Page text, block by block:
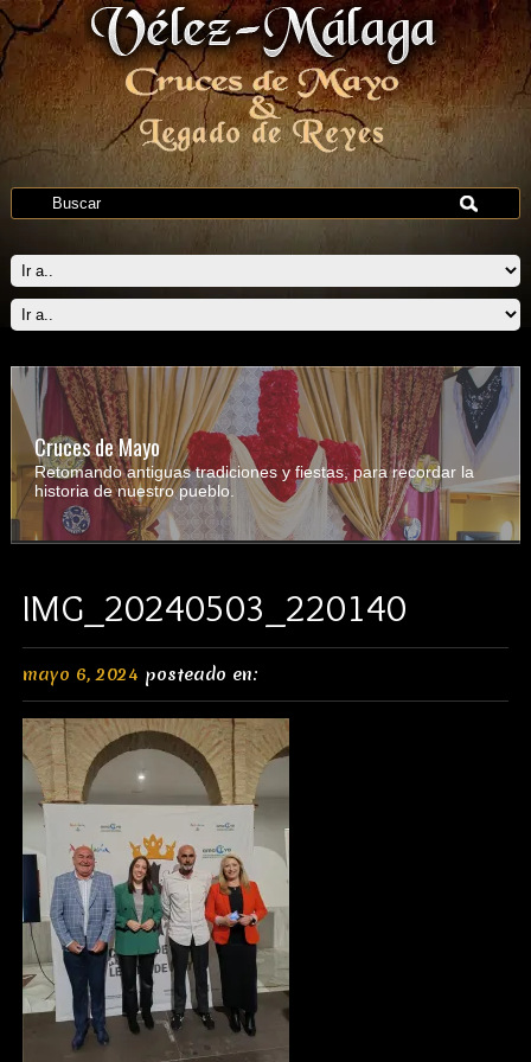
Cruces de Mayo
Retomando antiguas tradiciones y fiestas, para recordar la
historia de nuestro pueblo.
IMG_20240503_220140
mayo 6, 2024 posteado en: